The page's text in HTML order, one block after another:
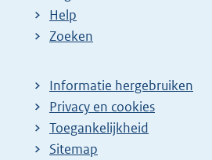
Help
Zoeken
Informatie hergebruiken
Privacy en cookies
Toegankelijkheid
Sitemap